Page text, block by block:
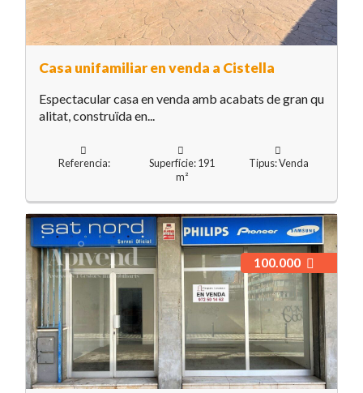
Casa unifamiliar en venda a Cistella
Espectacular casa en venda amb acabats de gran qu
alitat, construïda en...
Referencia:
Superfície: 191
m²
Tipus: Venda
100.000